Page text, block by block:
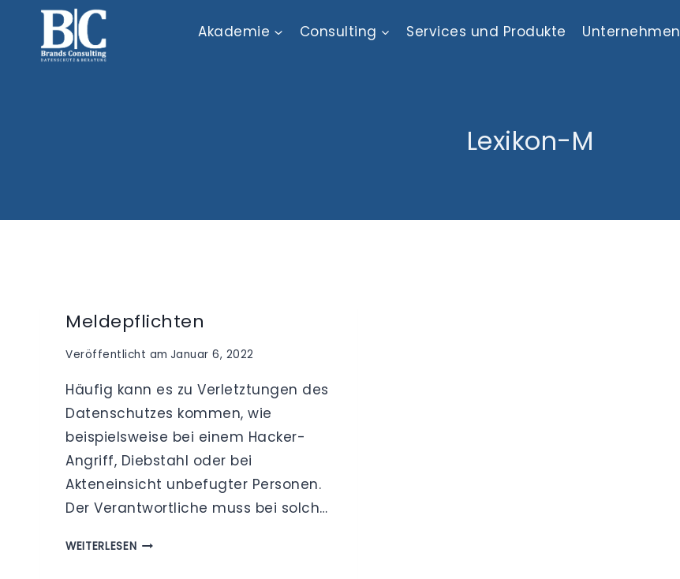
springen
Akademie Consulting Services und Produkte Unternehmen
Lexikon-M
Meldepflichten
Veröffentlicht am Januar 6, 2022
Häufig kann es zu Verletztungen des
Datenschutzes kommen, wie
beispielsweise bei einem Hacker-
Angriff, Diebstahl oder bei
Akteneinsicht unbefugter Personen.
Der Verantwortliche muss bei solch…
WEITERLESENMELDEPFLICHTEN